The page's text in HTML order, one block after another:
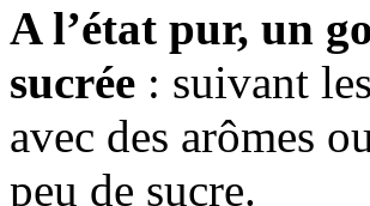
A l’état pur, un
sucrée : suivant
avec des arômes
peu de sucre.